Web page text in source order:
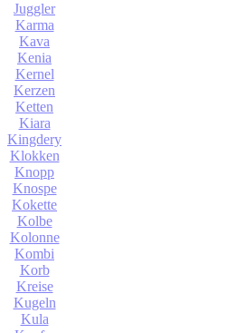
Juggler
Karma
Kava
Kenia
Kernel
Kerzen
Ketten
Kiara
Kingdery
Klokken
Knopp
Knospe
Kokette
Kolbe
Kolonne
Kombi
Korb
Kreise
Kugeln
Kula